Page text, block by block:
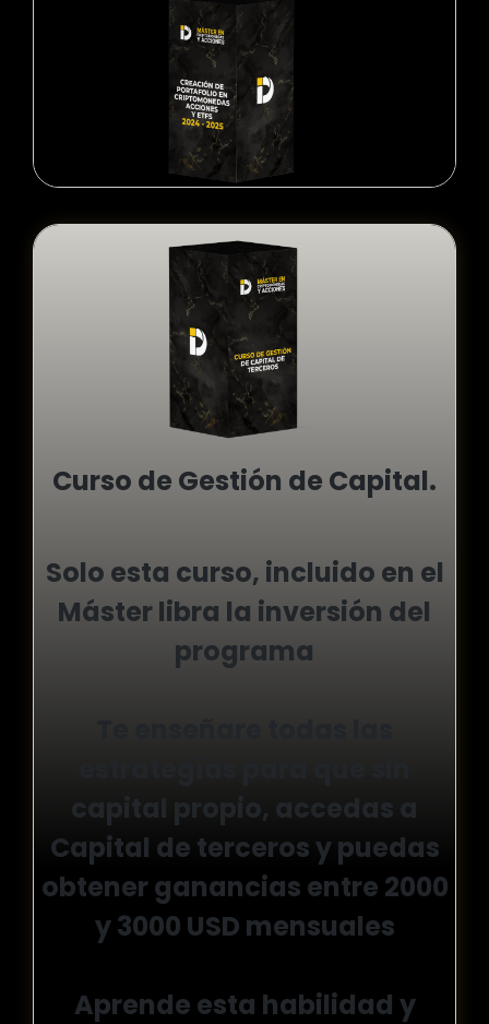
Curso de Gestión de Capital.
Solo esta curso, incluido en el
Máster libra la inversión del
programa
capital propio, accedas a
Capital de terceros y puedas
obtener ganancias entre 2000
y 3000 USD mensuales
Aprende esta habilidad y